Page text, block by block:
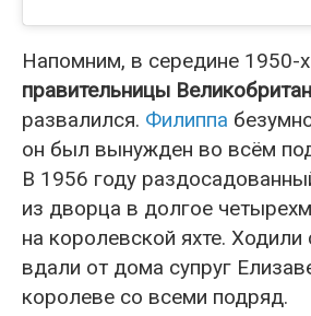
Напомним, в середине 1950-х
правительницы
развалился. Филиппа
он был вынужден во всём
В 1956 году
из дворца в долгое
на королевской яхте. Ходили
вдали от дома супруг
королеве со всеми подряд.